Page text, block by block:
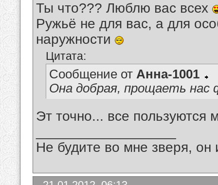
Ты что??? Люблю вас всех
Ружьё не для вас, а для
наружности
Цитата:
Сообщение от Анна-1001
Она добрая, прощаеть нас
Эт точно... все пользуются
Не будите во мне зверя, он